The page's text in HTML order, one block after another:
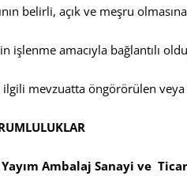
belirli, açık ve meşru
işlenme amacıyla bağlantılı
mevzuatta öngörörülen
Yayım Ambalaj Sanayi ve